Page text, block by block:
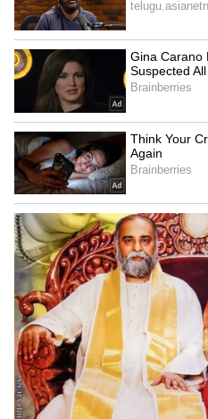
సేవ్ చేసుకొని మీకు
ఉపయోగించుకోండి.